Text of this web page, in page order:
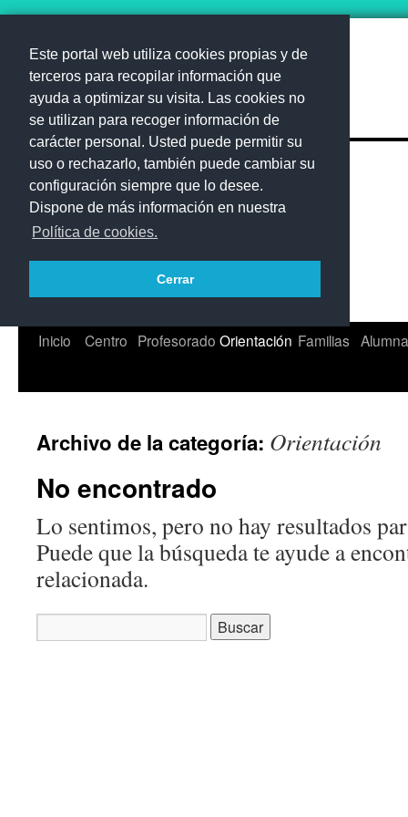
Este portal web utiliza cookies propias y de
terceros para recopilar información que
ayuda a optimizar su visita. Las cookies no
se utilizan para recoger información de
carácter personal. Usted puede permitir su
uso o rechazarlo, también puede cambiar su
configuración siempre que lo desee.
Dispone de más información en nuestra
Política de cookies.
Cerrar
IES Amurga
Saltar
Inicio Centro Profesorado Orientación Familias
Archivo de la categoría: Orientación
No encontrado
Lo sentimos, pero no hay resultados
Puede que la búsqueda te ayude a
relacionada.